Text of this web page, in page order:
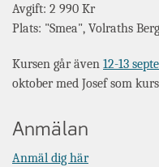
Avgift: 2 990 Kr
Plats: "Smea", Volraths
Kursen går även 12-13
oktober med Josef som
Anmälan
Anmäl dig här